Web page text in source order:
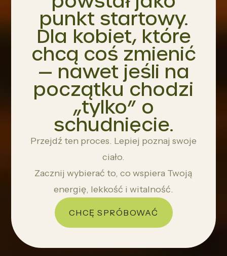
punkt startowy.
Dla kobiet, które
chcą coś zmienić
— nawet jeśli na
początku chodzi
„tylko” o
schudnięcie.
Przejdź ten proces. Lepiej poznaj swoje
ciało.
Zacznij wybierać to, co wspiera Twoją
energię, lekkość i witalność.
CHCĘ SPRÓBOWAĆ